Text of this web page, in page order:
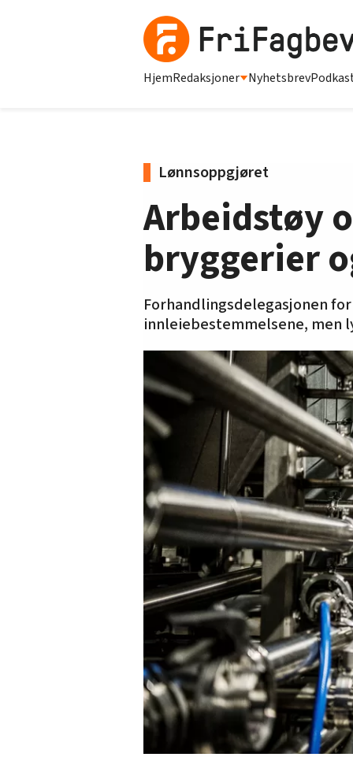
HjemRedaksjoner Nyhetsbrev
Lønnsoppgjøret
Arbeidstøy
bryggerier
Forhandlingsdelegasjonen
innleiebestemmelsene, men